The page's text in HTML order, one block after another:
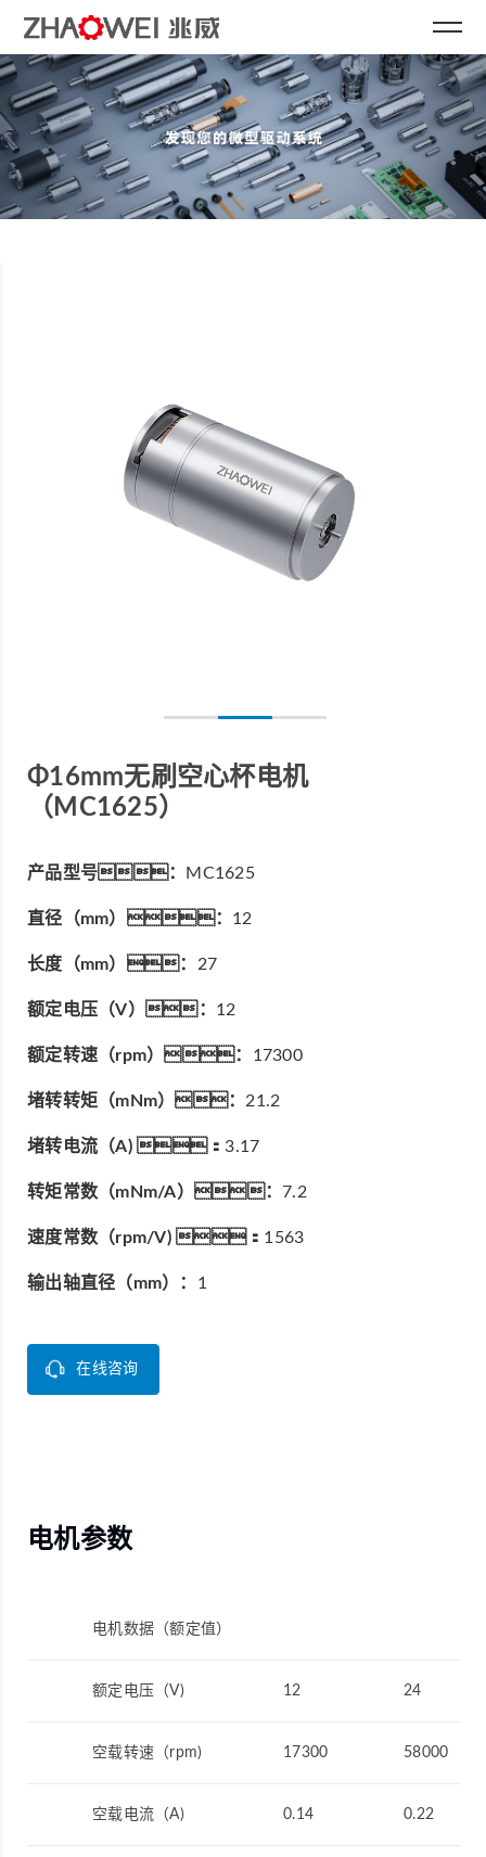
Φ16mm无刷空心杯电机
（MC1625）
产品型号： MC1625
直径（mm）： 12
长度（mm）： 27
额定电压（V）： 12
额定转速（rpm）： 17300
堵转转矩（mNm）： 21.2
堵转电流（A) ：3.17
转矩常数（mNm/A）：7.2
速度常数（rpm/V) ： 1563
输出轴直径（mm）： 1
在线咨询
电机参数
电机数据（额定值）
额定电压（V) 12 24
空载转速（rpm) 17300 58000
空载电流（A) 0.14 0.22